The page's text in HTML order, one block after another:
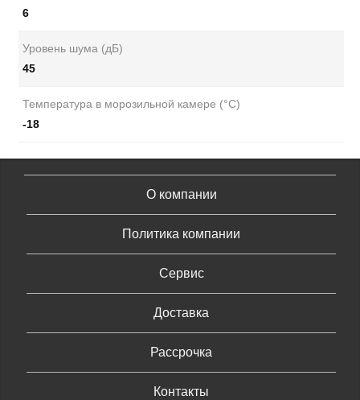
6
Уровень шума (дБ)
45
Температура в морозильной камере (°C)
-18
О компании
Политика компании
Сервис
Доставка
Рассрочка
Контакты